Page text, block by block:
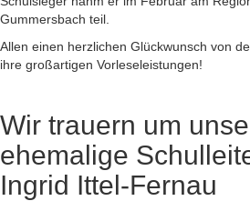
Gummersbach teil.
Allen einen herzlichen Glückwunsch von
ihre großartigen Vorleseleistungen!
Wir trauern um
ehemalige
Ingrid Ittel-Fernau